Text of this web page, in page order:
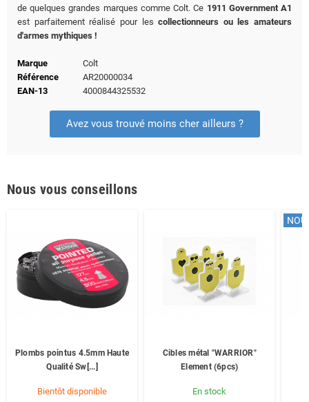
de quelques grandes marques comme Colt. Ce 1911 Government A1
est parfaitement réalisé pour lescollectionneurs ou les amateurs
d'armes mythiques !
Marque
Colt
Référence
AR20000034
EAN-13
4000844325532
Avez vous trouvé moins cher ailleurs ?
Nous vous conseillons
Plombs pointus 4.5mm Haute
Qualité Sw[...]
Bientôt disponible
Cibles métal "WARRIOR"
Element (6pcs)
En stock